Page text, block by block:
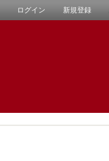
ログイン 新規登録